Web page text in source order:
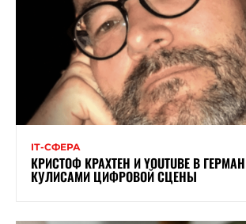
ІТ-СФЕРА
КРИСТОФ КРАХТЕН И YOUTUBE В
КУЛИСАМИ ЦИФРОВОЙ СЦЕНЫ